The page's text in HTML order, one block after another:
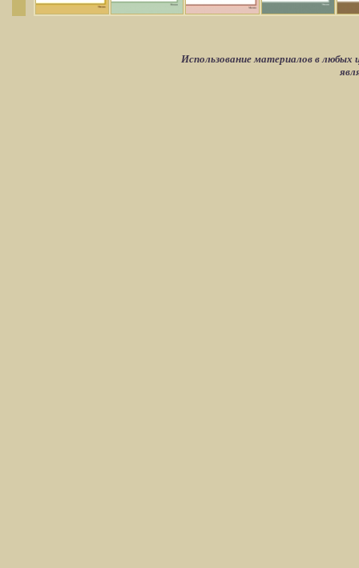
Использование материалов в любых